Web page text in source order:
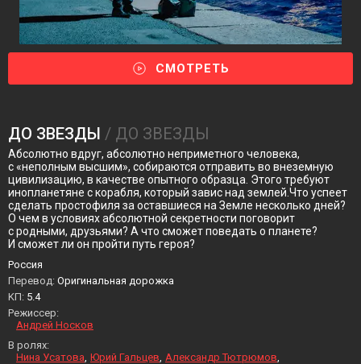
СМОТРЕТЬ
ДО ЗВЕЗДЫ / ДО ЗВЕЗДЫ
Абсолютно вдруг, абсолютно неприметного человека,
с «неполным высшим», собираются отправить во внеземную
цивилизацию, в качестве опытного образца. Этого требуют
инопланетяне с корабля, который завис над землей.Что успеет
сделать простофиля за оставшиеся на Земле несколько дней?
О чем в условиях абсолютной секретности поговорит
с родными, друзьями? А что сможет поведать о планете?
И сможет ли он пройти путь героя?
Россия
Перевод: Оригинальная дорожка
KП: 5.4
Режиссер:
Андрей Носков
В ролях:
Нина Усатова Юрий Гальцев Александр Тютрюмов